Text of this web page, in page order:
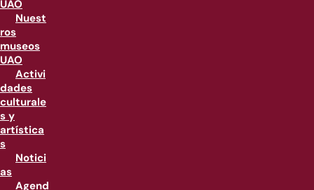
UAO
Nuest
ros
museos
UAO
Activi
dades
culturale
s y
artística
s
Notici
as
Agend